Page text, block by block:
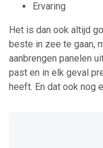
Ervaring
Het is dan ook altijd
beste in zee te gaan,
aanbrengen panelen
past en in elk geval
heeft. En dat ook nog